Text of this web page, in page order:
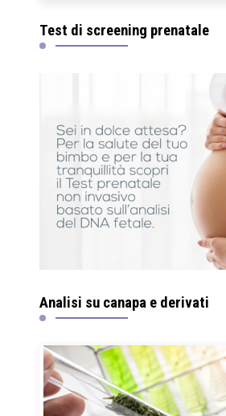
Test di screening prenatale
Analisi su canapa e derivati